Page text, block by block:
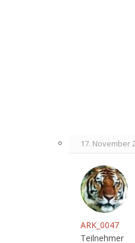
17. November
ARK_0047
Teilnehmer